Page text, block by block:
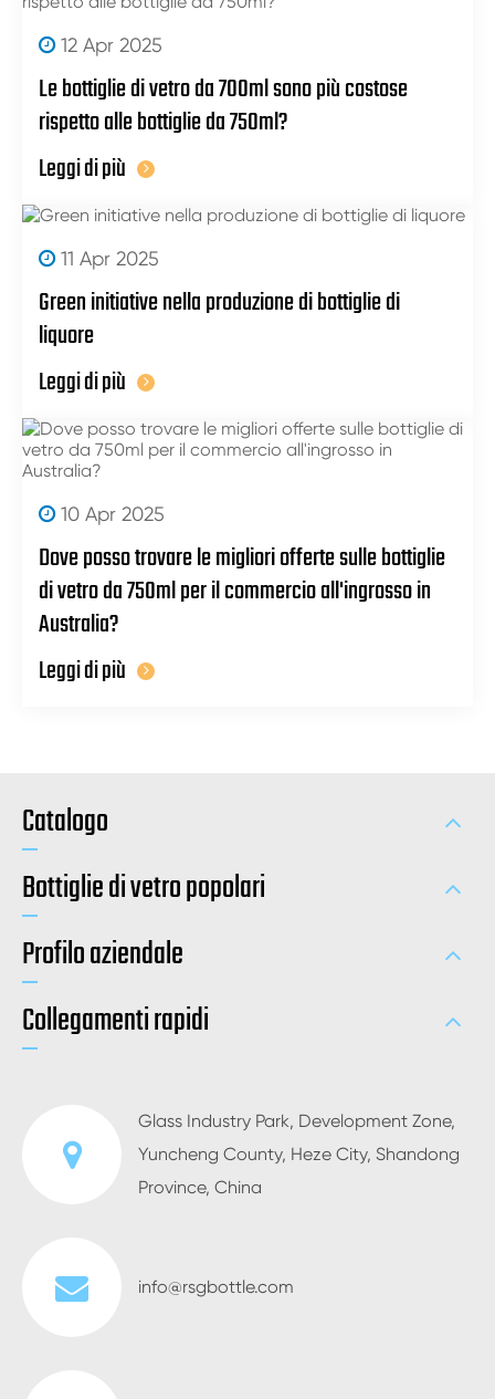
12 Apr 2025
Le bottiglie di vetro da 700ml sono più costose
rispetto alle bottiglie da 750ml?
Leggi di più
11 Apr 2025
Green initiative nella produzione di bottiglie di
liquore
Leggi di più
10 Apr 2025
Dove posso trovare le migliori offerte sulle bottiglie
di vetro da 750ml per il commercio all'ingrosso in
Australia?
Leggi di più
Catalogo
Bottiglie di vetro popolari
Profilo aziendale
Collegamenti rapidi
Glass Industry Park, Development Zone,
Yuncheng County, Heze City, Shandong
Province, China
info@rsgbottle.com